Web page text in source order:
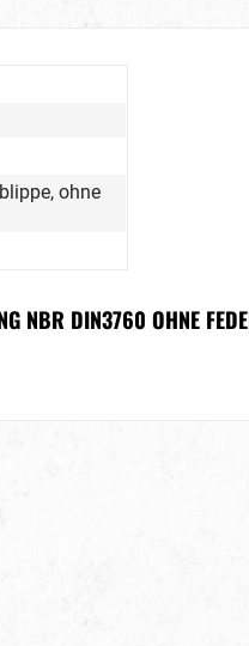
ohne
NBR DIN3760 OHNE